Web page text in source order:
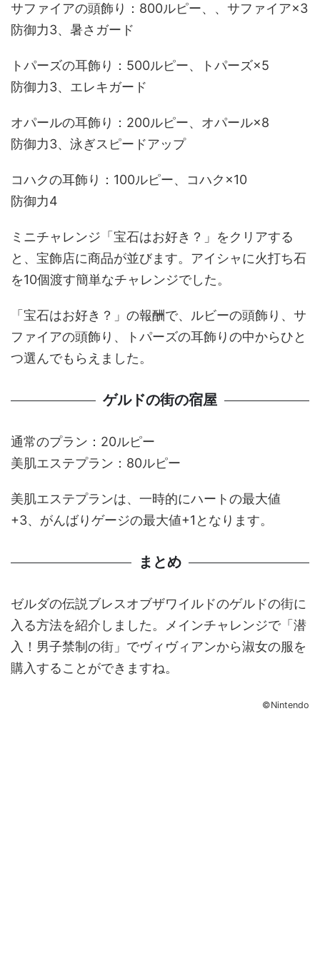
サファイアの頭飾り：800ルピー、、サファイア×3
防御力3、暑さガード
トパーズの耳飾り：500ルピー、トパーズ×5
防御力3、エレキガード
オパールの耳飾り：200ルピー、オパール×8
防御力3、泳ぎスピードアップ
コハクの耳飾り：100ルピー、コハク×10
防御力4
ミニチャレンジ「宝石はお好き？」をクリアする
と、宝飾店に商品が並びます。アイシャに火打ち石
を10個渡す簡単なチャレンジでした。
「宝石はお好き？」の報酬で、ルビーの頭飾り、サ
ファイアの頭飾り、トパーズの耳飾りの中からひと
つ選んでもらえました。
ゲルドの街の宿屋
通常のプラン：20ルピー
美肌エステプラン：80ルピー
美肌エステプランは、一時的にハートの最大値
+3、がんばりゲージの最大値+1となります。
まとめ
ゼルダの伝説ブレスオブザワイルドのゲルドの街に
入る方法を紹介しました。メインチャレンジで「潜
入！男子禁制の街」でヴィヴィアンから淑女の服を
購入することができますね。
©Nintendo